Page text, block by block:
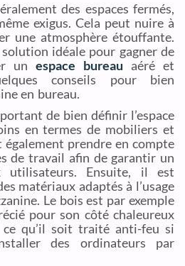
des espaces fermés,
exigus. Cela peut nuire à
une atmosphère étouffante.
idéale pour gagner de
un espace bureau aéré et
conseils pour bien
en bureau.
de bien définir l’espace
en termes de mobiliers et
également prendre en compte
de travail afin de garantir un
utilisateurs. Ensuite, il est
matériaux adaptés à l’usage
Le bois est par exemple
pour son côté chaleureux
qu’il soit traité anti-feu si
des ordinateurs par